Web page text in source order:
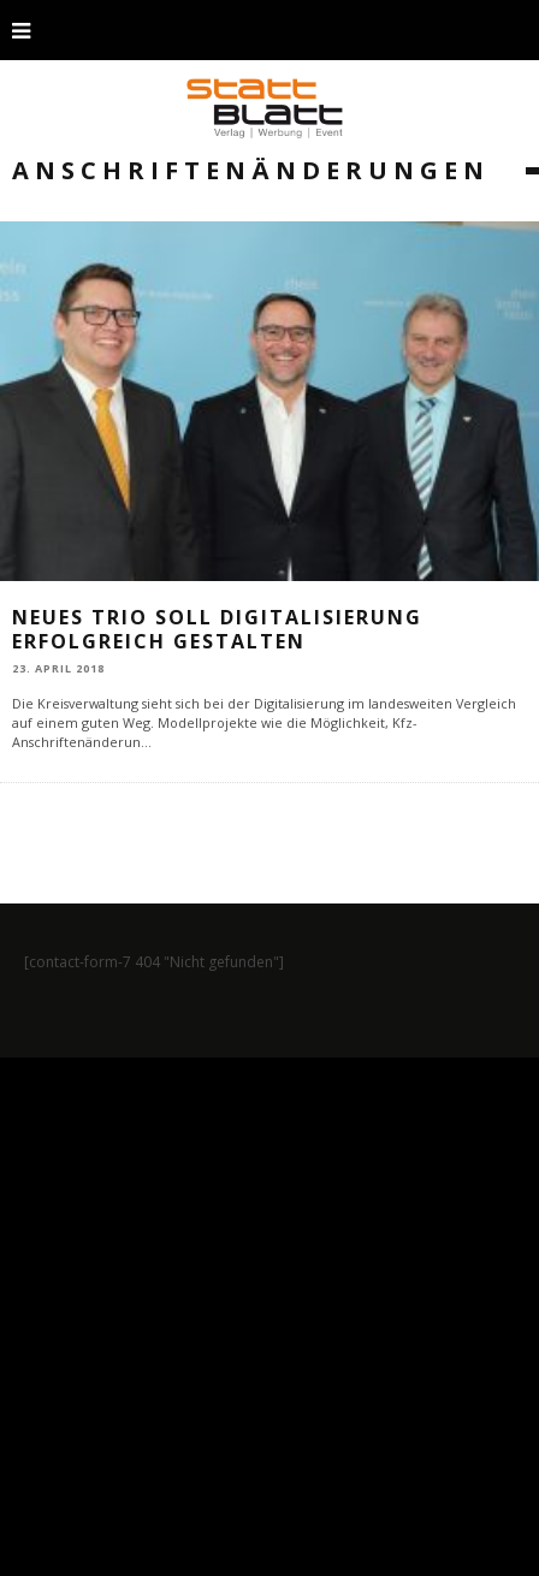
ANSCHRIFTENÄNDERUNGEN
NEUES TRIO SOLL DIGITALISIERUNG
ERFOLGREICH GESTALTEN
23. APRIL 2018
Die Kreisverwaltung sieht sich bei der Digitalisierung im landesweiten Vergleich
auf einem guten Weg. Modellprojekte wie die Möglichkeit, Kfz-
Anschriftenänderun
[contact-form-7 404 "Nicht gefunden"]